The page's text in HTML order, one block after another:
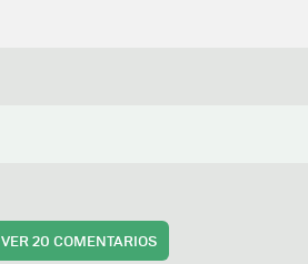
VER20 COMENTARIOS